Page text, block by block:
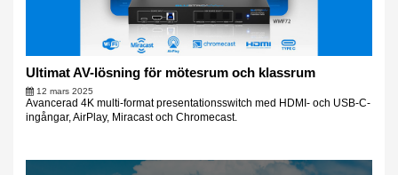
Ultimat AV-lösning för mötesrum och klassrum
12 mars 2025
Avancerad 4K multi-format presentationsswitch med HDMI- och USB-C-
ingångar, AirPlay, Miracast och Chromecast.